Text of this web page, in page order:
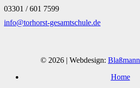
03301 / 601 7599
info@torhorst-gesamtschule.de
© 2026 | Webdesign:
Home